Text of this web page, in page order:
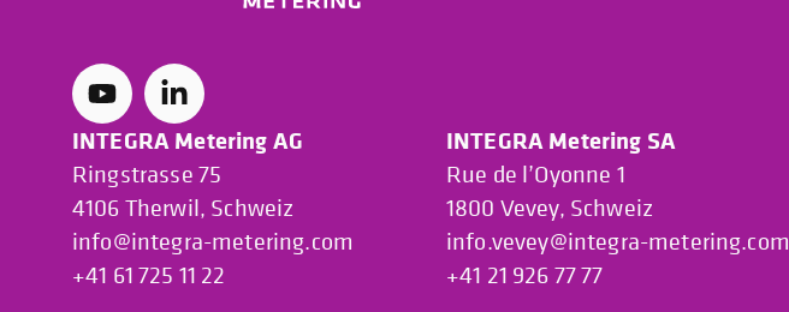
INTEGRA Metering AG
Ringstrasse 75
4106 Therwil, Schweiz
info@integra-metering.com
+41 61 725 11 22
INTEGRA Metering SA
Rue de l’Oyonne 1
1800 Vevey, Schweiz
info.vevey@integra-metering.com
+41 21 926 77 77